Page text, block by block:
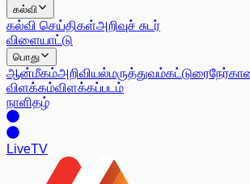
கல்வி
கல்வி செய்திகள்அறிவுச் சுடர்
விளையாட்டு
பொது
ஆன்மீகம்அறிவியல்மருத்துவம்கட்டுரை
விளக்கம்விளக்கப்படம்
நாளிதழ்
LiveTV